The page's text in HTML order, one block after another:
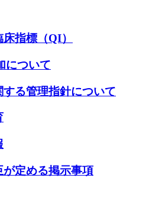
指標（QI）
について
する管理指針について
が定める掲示事項